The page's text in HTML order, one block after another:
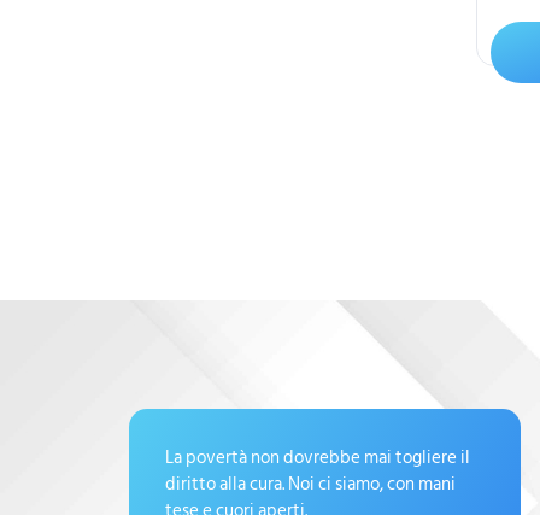
La povertà non dovrebbe mai togliere il
diritto alla cura. Noi ci siamo, con mani